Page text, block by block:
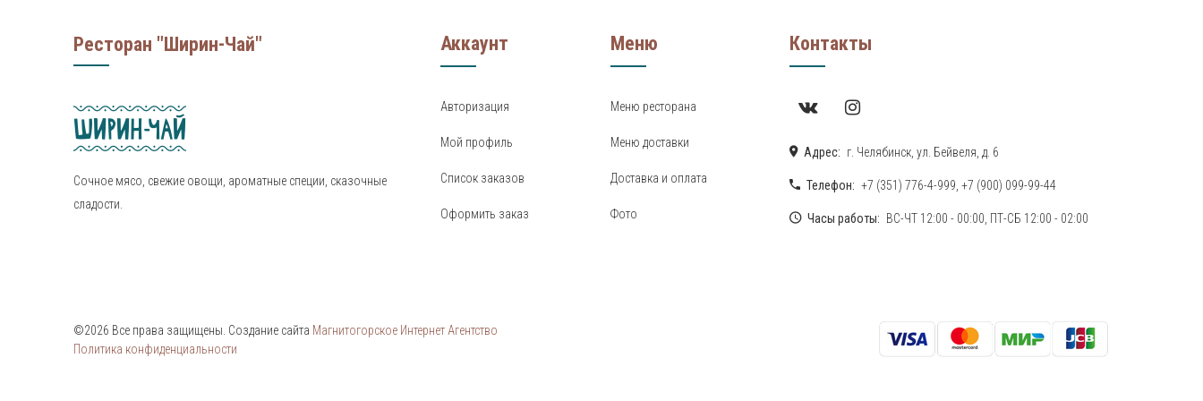
Ресторан "Ширин-Чай"
Сочное мясо, свежие овощи, ароматные специи, сказочные
сладости.
Аккаунт
Авторизация
Мой профиль
Список заказов
Оформить заказ
Меню
Меню ресторана
Меню доставки
Доставка и оплата
Фото
Контакты
Адрес: г. Челябинск, ул. Бейвеля, д. 6
Телефон: +7 (351) 776-4-999 +7 (900) 099-99-44
Часы работы: ВС-ЧТ 12:00 - 00:00, ПТ-СБ 12:00 - 02:00
©2026 Все права защищены. Создание сайта Магнитогорское Интернет Агентство
Политика конфиденциальности